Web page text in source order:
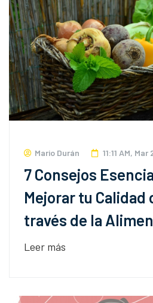
Mario Durán 11:11 AM, Mar
7 Consejos
Mejorar tu Calidad
través de la
Leer más